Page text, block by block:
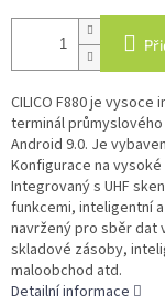
CILICO F880 je
terminál
Android 9.0. Je
Konfigurace na
Integrovaný s UHF
funkcemi, inteligentní
navržený pro sběr dat
skladové zásoby,
maloobchod atd.
Detailní informace